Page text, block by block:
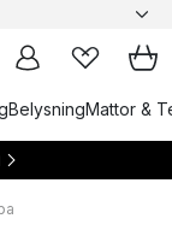
BelysningMattor &